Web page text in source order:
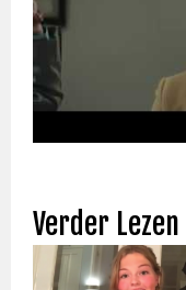
Verder Lezen